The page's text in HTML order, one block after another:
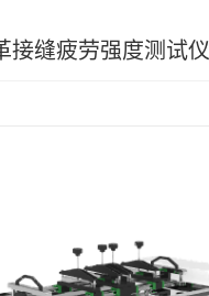
接缝疲劳强度测试仪